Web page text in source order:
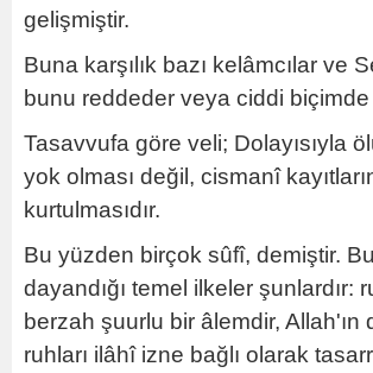
gelişmiştir.
Buna karşılık bazı kelâmcılar ve
bunu reddeder veya ciddi biçimde
Tasavvufa göre veli; Dolayısıyla
yok olması değil, cismanî
kurtulmasıdır.
Bu yüzden birçok sûfî, demiştir.
dayandığı temel ilkeler şunlardır:
berzah şuurlu bir âlemdir, Allah'ın
ruhları ilâhî izne bağlı olarak